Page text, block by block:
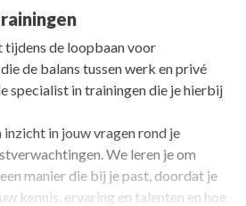
de loopbaan voor
de balans tussen werk en privé
specialist in trainingen die je hierbij
in jouw vragen rond je
We leren je om
manier die bij je past, doordat je
kennis, ervaring en talenten en hoe